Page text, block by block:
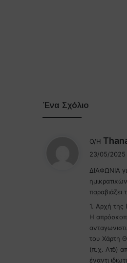
Ένα Σχόλιο
Ο/Η
23/05/2025
ΔΙΑΦΩΝΙΑ
παραβιάζει
1. Αρχή της
Η
του Χάρτη
(π.χ. Λτδ)
έναντι